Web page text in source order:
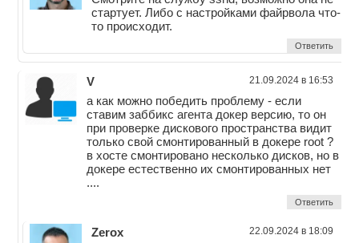
стартует. Либо с настройками файрвола что-
то происходит.
Ответить
V 21.09.2024 в 16:53
а как можно победить проблему - если
ставим заббикс агента докер версию, то он
при проверке дискового пространства видит
только свой смонтированный в докере root ?
в хосте смонтировано несколько дисков, но в
докере естественно их смонтированных нет
....
Ответить
Zerox 22.09.2024 в 18:09